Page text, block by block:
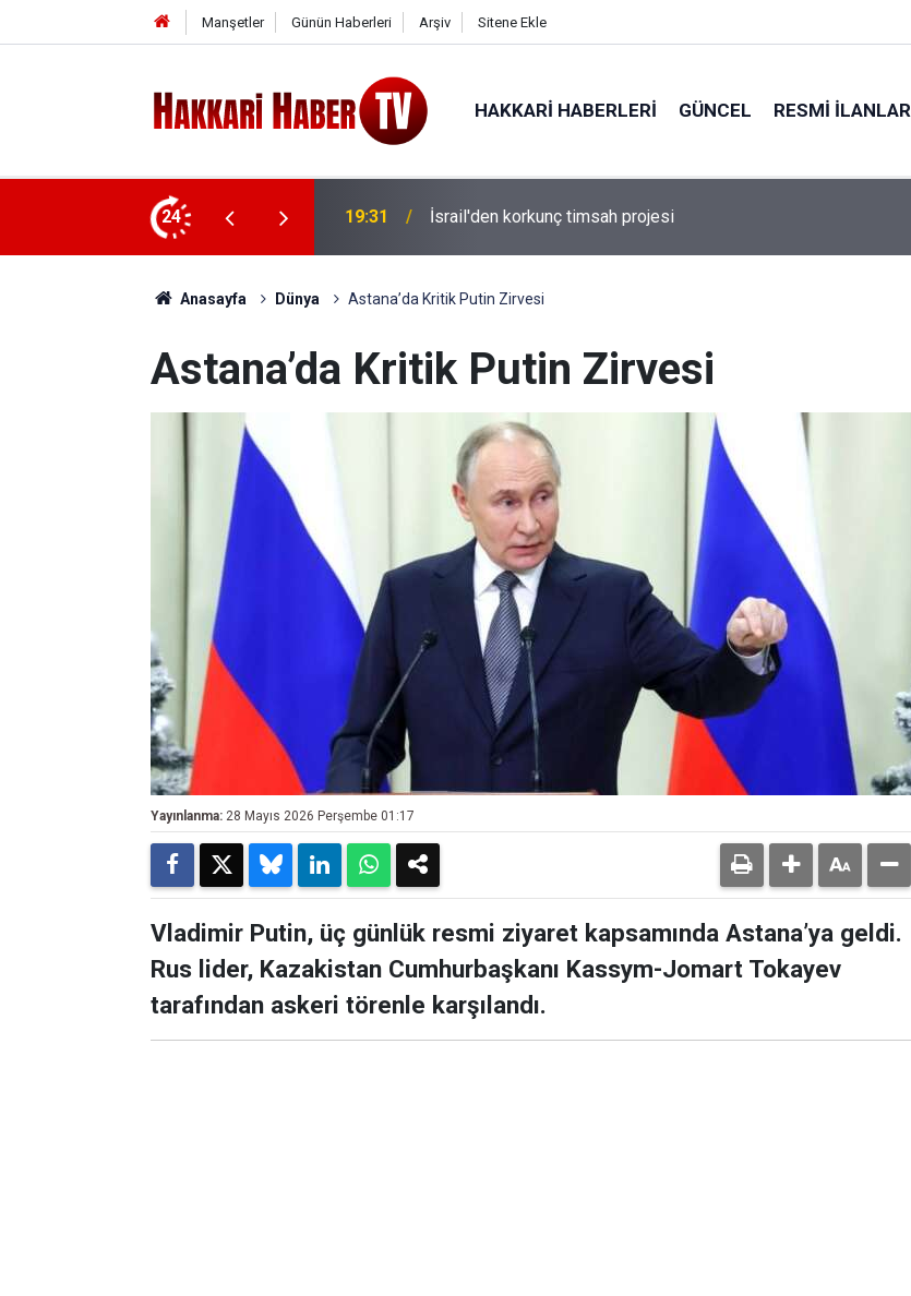
Manşetler Günün Haberleri Arşiv Sitene Ekle
HAKKARI HABERLERI GÜNCEL RESMI İLANLAR
24 19:16 14 Ay Tutuklu Kalan Başkan Çaykara özgürlüğüne kavuştu
Anasayfa Dünya Astana’da Kritik Putin Zirvesi
Astana’da Kritik Putin Zirvesi
Yayınlanma: 28 Mayıs 2026 Perşembe 01:17
Vladimir Putin, üç günlük resmi ziyaret kapsamında Astana’ya geldi.
Rus lider, Kazakistan Cumhurbaşkanı Kassym-Jomart Tokayev
tarafından askeri törenle karşılandı.